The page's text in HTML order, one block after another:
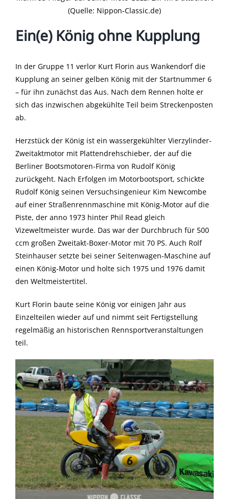
(Quelle: Nippon-Classic.de)
Ein(e) König ohne Kupplung
In der Gruppe 11 verlor Kurt Florin aus Wankendorf die
Kupplung an seiner gelben König mit der Startnummer 6
– für ihn zunächst das Aus. Nach dem Rennen holte er
sich das inzwischen abgekühlte Teil beim Streckenposten
ab.
Herzstück der König ist ein wassergekühlter Vierzylinder-
Zweitaktmotor mit Plattendrehschieber, der auf die
Berliner Bootsmotoren-Firma von Rudolf König
zurückgeht. Nach Erfolgen im Motorbootsport, schickte
Rudolf König seinen Versuchsingenieur Kim Newcombe
auf einer Straßenrennmaschine mit König-Motor auf die
Piste, der anno 1973 hinter Phil Read gleich
Vizeweltmeister wurde. Das war der Durchbruch für 500
ccm großen Zweitakt-Boxer-Motor mit 70 PS. Auch Rolf
Steinhauser setzte bei seiner Seitenwagen-Maschine auf
einen König-Motor und holte sich 1975 und 1976 damit
den Weltmeistertitel.
Kurt Florin baute seine König vor einigen Jahr aus
Einzelteilen wieder auf und nimmt seit Fertigstellung
regelmäßig an historischen Rennsportveranstaltungen
teil.